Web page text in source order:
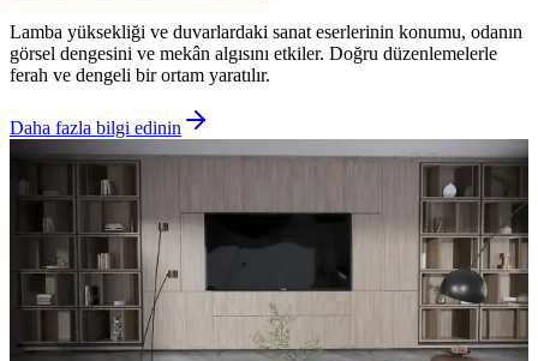
Lamba yüksekliği ve duvarlardaki sanat eserlerinin konumu, odanın
görsel dengesini ve mekân algısını etkiler. Doğru düzenlemelerle
ferah ve dengeli bir ortam yaratılır.
Daha fazla bilgi edinin